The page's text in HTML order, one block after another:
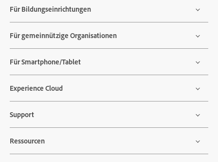
Für Bildungseinrichtungen
Für gemeinnützige Organisationen
Für Smartphone/Tablet
Experience Cloud
Support
Ressourcen